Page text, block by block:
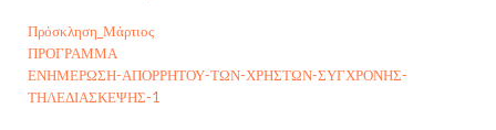
Πρόσκληση_Μάρτιος
ΠΡΟΓΡΑΜΜΑ
ΕΝΗΜΕΡΩΣΗ-ΑΠΟΡΡΗΤΟΥ-ΤΩΝ-ΧΡΗΣΤΩΝ-ΣΥΓΧΡΟΝΗΣ-
ΤΗΛΕΔΙΑΣΚΕΨΗΣ-1